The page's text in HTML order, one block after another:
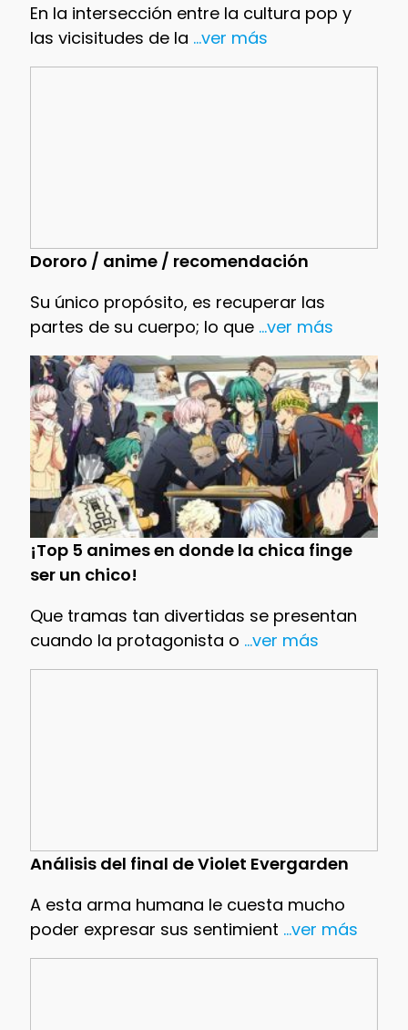
En la intersección entre la cultura pop y
las vicisitudes de la ...ver más
Dororo / anime / recomendación
Su único propósito, es recuperar las
partes de su cuerpo; lo que...ver más
¡Top 5 animes en donde la chica finge
ser un chico!
Que tramas tan divertidas se presentan
cuando la protagonista o ...ver más
Análisis del final de Violet Evergarden
A esta arma humana le cuesta mucho
poder expresar sus sentimient ...ver más